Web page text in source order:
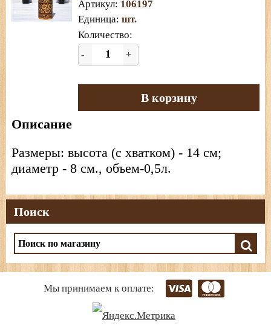
Артикул: 106197
Единица: шт.
Количество:
- +
В корзину
Описание
Размеры: высота (с хватком) - 14 см;
диаметр - 8 см., объем-0,5л.
Поиск
Мы принимаем к оплате: